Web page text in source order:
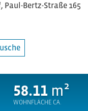
Paul-Bertz-Straße 165
58.11 m²
WOHNFLÄCHE CA.